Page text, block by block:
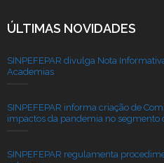
ÚLTIMAS NOVIDADES
SINPEFEPAR divulga Nota
Academias
SINPEFEPAR informa criação de
impactos da pandemia no segmento
SINPEFEPAR regulamenta